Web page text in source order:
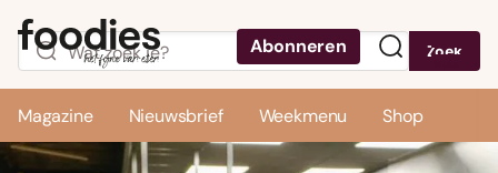
Abonneren Zoek
Magazine Nieuwsbrief Weekmenu Shop